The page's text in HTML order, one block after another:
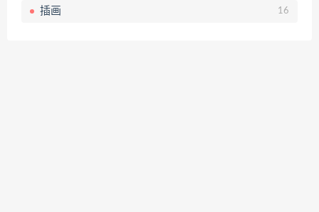
插画 16